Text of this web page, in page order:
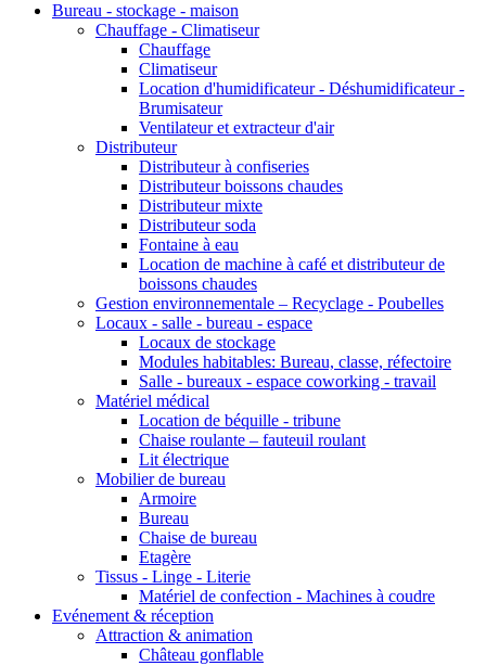
Bureau - stockage - maison
Chauffage - Climatiseur
Chauffage
Climatiseur
Location d'humidificateur - Déshumidificateur -
Brumisateur
Ventilateur et extracteur d'air
Distributeur
Distributeur à confiseries
Distributeur boissons chaudes
Distributeur mixte
Distributeur soda
Fontaine à eau
Location de machine à café et distributeur de
boissons chaudes
Gestion environnementale – Recyclage - Poubelles
Locaux - salle - bureau - espace
Locaux de stockage
Modules habitables: Bureau, classe, réfectoire
Salle - bureaux - espace coworking - travail
Matériel médical
Location de béquille - tribune
Chaise roulante – fauteuil roulant
Lit électrique
Mobilier de bureau
Armoire
Bureau
Chaise de bureau
Etagère
Tissus - Linge - Literie
Matériel de confection - Machines à coudre
Evénement & réception
Attraction & animation
Château gonflable